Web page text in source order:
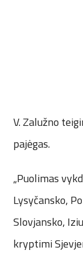
V. Zalužno
pajėgas.
„Puolimas
Lysyčansko,
Slovjansko,
kryptimi